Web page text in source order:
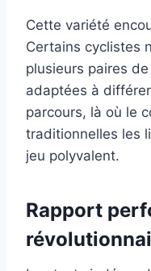
Cette variété
Certains cyclistes
plusieurs paires
adaptées à
parcours, là où le
traditionnelles les
jeu polyvalent.
Rapport